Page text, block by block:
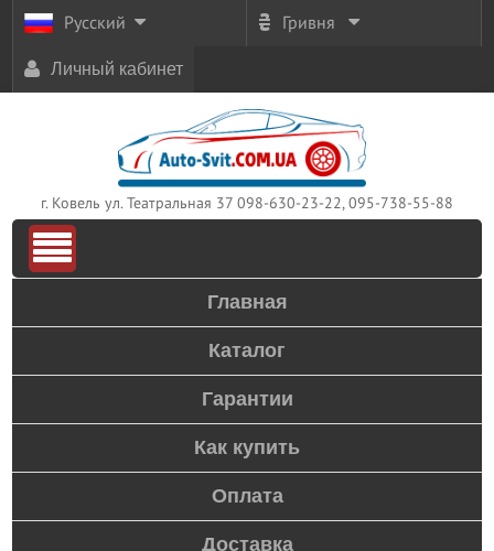
Русский Гривня
Личный кабинет
г. Ковель ул. Театральная 37 098-630-23-22, 095-738-55-88
Главная
Каталог
Гарантии
Как купить
Оплата
Доставка